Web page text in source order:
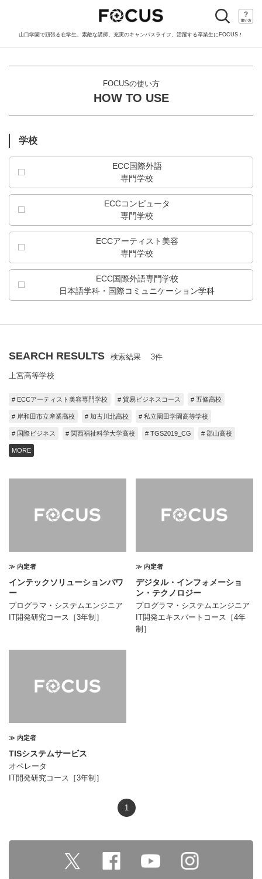
山口学園で頑張る在学生、素敵な講師、充実のキャンパスライフ、活躍する卒業生にFOCUS！
toggle
FOCUSの使い方
HOW TO USE
学校
ECC国際外語
専門学校
ECCコンピュータ
専門学校
ECCアーティスト美容
専門学校
ECC国際外語専門学校
日本語学科・ 国際コミュニケーション学科
SEARCH RESULTS 検索結果 3件
上宮高等学校
# ECCアーティスト美容専門学校 # 貿易ビジネスコース # 五條高校
# 岸和田市立産業高校 # 加古川北高校 # 私立園田学園高等学校
# 国際ビジネス # 関西福祉科学大学高校 # TGS2019_CG # 郡山高校
MORE
≫ 内定者
インテックソリューションパワ
ー
プログラマ・システムエンジニア
IT開発研究コース［3年制］
≫ 内定者
デジタル・インフォメーショ
ン・テクノロジー
プログラマ・システムエンジニア
IT開発エキスパートコース［4年
制］
≫ 内定者
TISシステムサービス
オペレータ
IT開発研究コース［3年制］
1